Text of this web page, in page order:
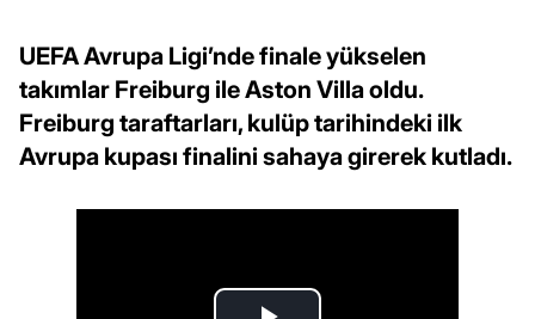
UEFA Avrupa Ligi’nde finale yükselen
takımlar Freiburg ile Aston Villa oldu.
Freiburg taraftarları, kulüp tarihindeki ilk
Avrupa kupası finalini sahaya girerek kutladı.